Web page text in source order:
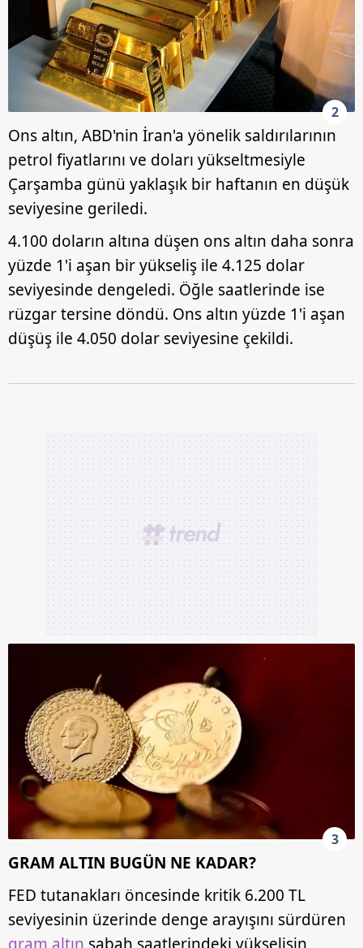
2
Ons altın, ABD'nin İran'a yönelik saldırılarının
petrol fiyatlarını ve doları yükseltmesiyle
Çarşamba günü yaklaşık bir haftanın en düşük
seviyesine geriledi.
4.100 doların altına düşen ons altın daha sonra
yüzde 1'i aşan bir yükseliş ile 4.125 dolar
seviyesinde dengeledi. Öğle saatlerinde ise
rüzgar tersine döndü. Ons altın yüzde 1'i aşan
düşüş ile 4.050 dolar seviyesine çekildi.
3
GRAM ALTIN BUGÜN NE KADAR?
FED tutanakları öncesinde kritik 6.200 TL
seviyesinin üzerinde denge arayışını sürdüren
gram altın sabah saatlerindeki yükselişin